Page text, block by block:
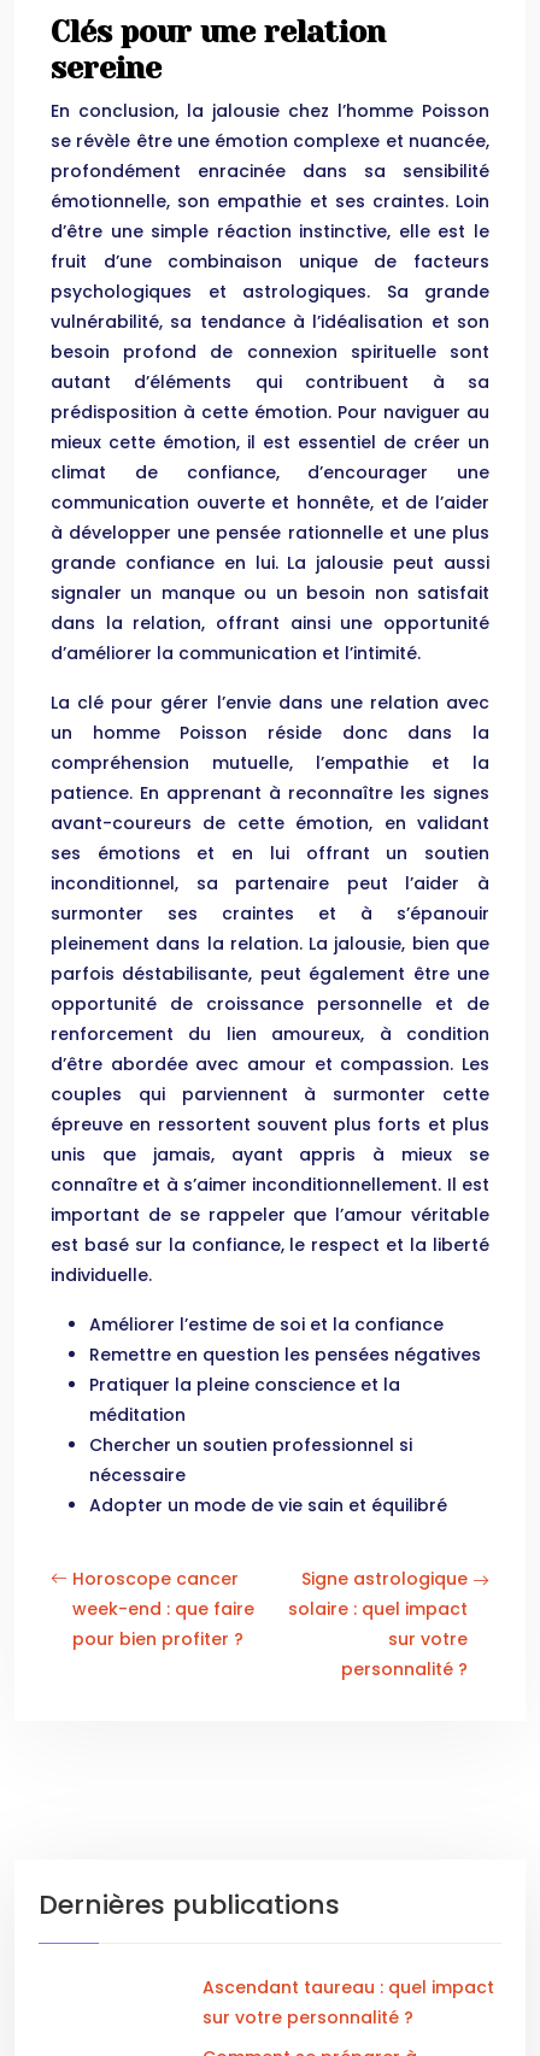
Clés pour une relation
sereine
En conclusion, la jalousie chez l’homme Poisson
se révèle être une émotion complexe et nuancée,
profondément enracinée dans sa sensibilité
émotionnelle, son empathie et ses craintes. Loin
d’être une simple réaction instinctive, elle est le
fruit d’une combinaison unique de facteurs
psychologiques et astrologiques. Sa grande
vulnérabilité, sa tendance à l’idéalisation et son
besoin profond de connexion spirituelle sont
autant d’éléments qui contribuent à sa
prédisposition à cette émotion. Pour naviguer au
mieux cette émotion, il est essentiel de créer un
climat de confiance, d’encourager une
communication ouverte et honnête, et de l’aider
à développer une pensée rationnelle et une plus
grande confiance en lui. La jalousie peut aussi
signaler un manque ou un besoin non satisfait
dans la relation, offrant ainsi une opportunité
d’améliorer la communication et l’intimité.
La clé pour gérer l’envie dans une relation avec
un homme Poisson réside donc dans la
compréhension mutuelle, l’empathie et la
patience. En apprenant à reconnaître les signes
avant-coureurs de cette émotion, en validant
ses émotions et en lui offrant un soutien
inconditionnel, sa partenaire peut l’aider à
surmonter ses craintes et à s’épanouir
pleinement dans la relation. La jalousie, bien que
parfois déstabilisante, peut également être une
opportunité de croissance personnelle et de
renforcement du lien amoureux, à condition
d’être abordée avec amour et compassion. Les
couples qui parviennent à surmonter cette
épreuve en ressortent souvent plus forts et plus
unis que jamais, ayant appris à mieux se
connaître et à s’aimer inconditionnellement. Il est
important de se rappeler que l’amour véritable
est basé sur la confiance, le respect et la liberté
individuelle.
Améliorer l’estime de soi et la confiance
Remettre en question les pensées négatives
Pratiquer la pleine conscience et la
méditation
Chercher un soutien professionnel si
nécessaire
Adopter un mode de vie sain et équilibré
Horoscope cancer
week-end : que faire
pour bien profiter ?
Signe astrologique
solaire : quel impact
sur votre
personnalité ?
Dernières publications
Ascendant taureau : quel impact
sur votre personnalité ?